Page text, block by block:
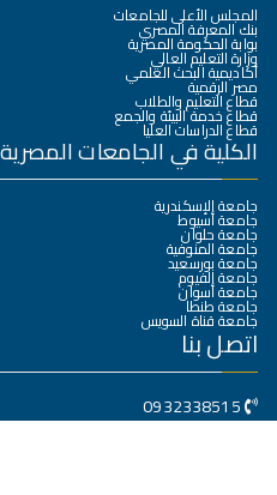
المجلس الأعلى للجامعات
بنك المعرفة المصري
بوابة الحكومة المصرية
وزارة التعليم العالي
أكاديمية البحث العلمي
مصر الرقمية
قطاع التعليم والطلاب
قطاع خدمة البيئة والجمع
قطاع الدراسات العليا
الكلية في الجامعات المصرية
جامعة الإسكندرية
جامعة أسيوط
جامعة حلوان
جامعة المنوفية
جامعة بورسعيد
جامعة الفيوم
جامعة أسوان
جامعة طنطا
جامعة قناة السويس
اتصل بنا
0932338515